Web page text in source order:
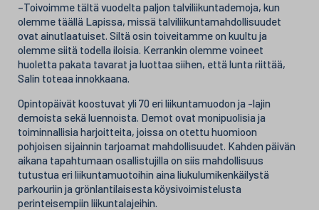
–Toivoimme tältä vuodelta paljon talviliikuntademoja, kun
olemme täällä Lapissa, missä talviliikuntamahdollisuudet
ovat ainutlaatuiset. Siltä osin toiveitamme on kuultu ja
olemme siitä todella iloisia. Kerrankin olemme voineet
huoletta pakata tavarat ja luottaa siihen, että lunta riittää,
Salin toteaa innokkaana.
Opintopäivät koostuvat yli 70 eri liikuntamuodon ja -lajin
demoista sekä luennoista. Demot ovat monipuolisia ja
toiminnallisia harjoitteita, joissa on otettu huomioon
pohjoisen sijainnin tarjoamat mahdollisuudet. Kahden päivän
aikana tapahtumaan osallistujilla on siis mahdollisuus
tutustua eri liikuntamuotoihin aina liukulumikenkäilystä
parkouriin ja grönlantilaisesta köysivoimistelusta
perinteisempiin liikuntalajeihin.